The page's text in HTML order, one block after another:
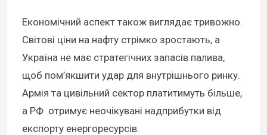
Економічний аспект також виглядає тривожно.
Світові ціни на нафту стрімко зростають, а
Україна не має стратегічних запасів палива,
щоб пом’якшити удар для внутрішнього ринку.
Армія та цивільний сектор платитимуть більше,
а РФ отримує неочікувані надприбутки від
експорту енергоресурсів.